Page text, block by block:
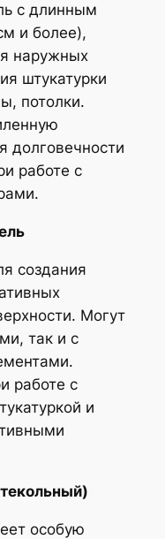
с длинным
и более),
наружных
штукатурки
потолки.
долговечности
работе с
создания
Могут
так и с
работе с
и
особую